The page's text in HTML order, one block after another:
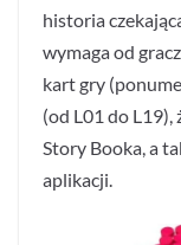
historia
wymaga od
kart gry
(od L01 do
Story Booka, a
aplikacji.